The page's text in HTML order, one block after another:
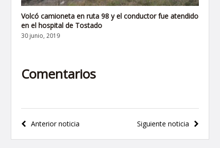
Volcó camioneta en ruta 98 y el conductor fue atendido
en el hospital de Tostado
30 junio, 2019
Comentarios
Navegación
de
Siguiente noticia
Anterior noticia